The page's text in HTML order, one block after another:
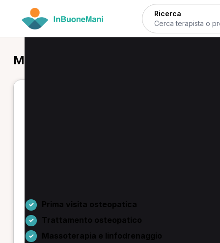
Ricerca
MCB a Milano
Prima visita osteopatica
Trattamento osteopatico
Massoterapia e linfodrenaggio